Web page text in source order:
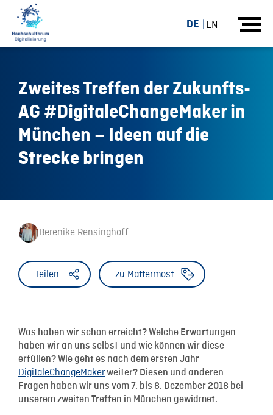
DE EN
Zweites Treffen der Zukunfts-
AG #DigitaleChangeMaker in
München – Ideen auf die
Strecke bringen
Berenike Rensinghoff
Teilen zu Mattermost
Was haben wir schon erreicht? Welche Erwartungen
haben wir an uns selbst und wie können wir diese
erfüllen? Wie geht es nach dem ersten Jahr
DigitaleChangeMakerweiter? Diesen und anderen
Fragen haben wir uns vom 7. bis 8. Dezember 2018 bei
unserem zweiten Treffen in München gewidmet.